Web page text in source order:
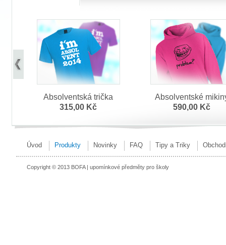
Absolventská trička
315,00 Kč
Absolventské
590,00 Kč
Úvod Produkty Novinky FAQ Tipy a Triky
Copyright © 2013 BOFA | upomínkové předměty pro školy